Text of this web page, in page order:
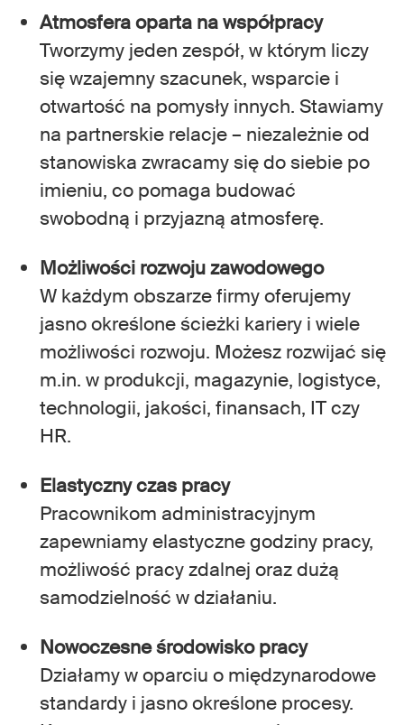
Atmosfera oparta na współpracy
Tworzymy jeden zespół, w którym liczy
się wzajemny szacunek, wsparcie i
otwartość na pomysły innych. Stawiamy
na partnerskie relacje – niezależnie od
stanowiska zwracamy się do siebie po
imieniu, co pomaga budować
swobodną i przyjazną atmosferę.
Możliwości rozwoju zawodowego
W każdym obszarze firmy oferujemy
jasno określone ścieżki kariery i wiele
możliwości rozwoju. Możesz rozwijać się
m.in. w produkcji, magazynie, logistyce,
technologii, jakości, finansach, IT czy
HR.
Elastyczny czas pracy
Pracownikom administracyjnym
zapewniamy elastyczne godziny pracy,
możliwość pracy zdalnej oraz dużą
samodzielność w działaniu.
Nowoczesne środowisko pracy
Działamy w oparciu o międzynarodowe
standardy i jasno określone procesy.